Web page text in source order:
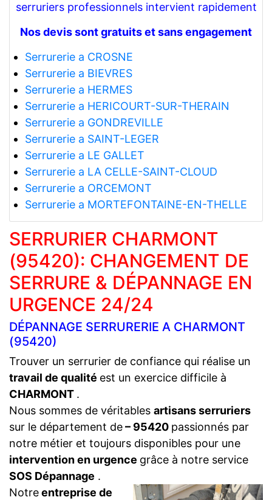
serruriers professionnels intervient rapidement
Nos devis sont gratuits et sans engagement
Serrurerie a CROSNE
Serrurerie a BIEVRES
Serrurerie a HERMES
Serrurerie a HERICOURT-SUR-THERAIN
Serrurerie a GONDREVILLE
Serrurerie a SAINT-LEGER
Serrurerie a LE GALLET
Serrurerie a LA CELLE-SAINT-CLOUD
Serrurerie a ORCEMONT
Serrurerie a MORTEFONTAINE-EN-THELLE
SERRURIER CHARMONT
(95420): CHANGEMENT DE
SERRURE & DÉPANNAGE EN
URGENCE 24/24
DÉPANNAGE SERRURERIE A CHARMONT
(95420)
Trouver un serrurier de confiance qui réalise un
travail de qualité est un exercice difficile à
CHARMONT .
Nous sommes de véritables artisans serruriers
sur le département de– 95420 passionnés par
notre métier et toujours disponibles pour une
intervention en urgence grâce à notre service
SOS Dépannage .
Notreentreprise de